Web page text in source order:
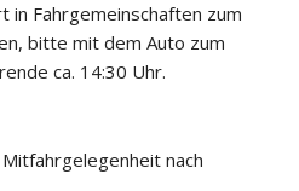
in Fahrgemeinschaften zum
bitte mit dem Auto zum
ca. 14:30 Uhr.
nach